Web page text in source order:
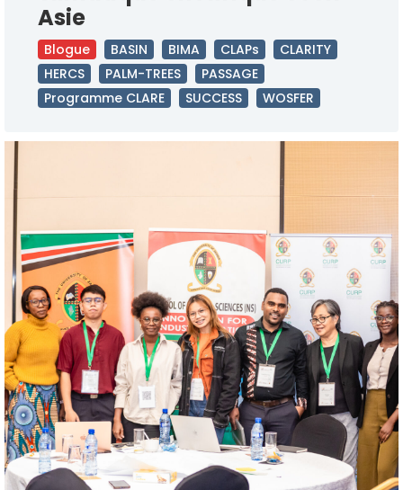
Asie
Blogue BASIN BIMA CLAPs
CLARITY
HERCS
PALM-TREES
PASSAGE
Programme CLARE
SUCCESS WOSFER